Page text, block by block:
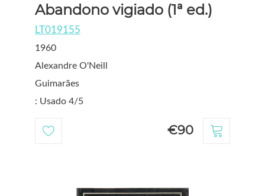
Abandono vigiado (1ª ed.)
LT019155
1960
Alexandre O'Neill
Guimarães
: Usado 4/5
€90